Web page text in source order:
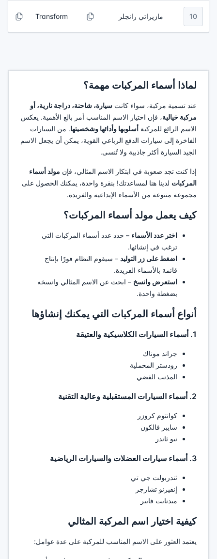
10 مازيراتي رانجلر Transform
لماذا أسماء المركبات مهمة؟
عند تسمية مركبة، سواء كانت سيارة، شاحنة، دراجة نارية، أو
مركبة خيالية، فإن اختيار الاسم المناسب أمر بالغ الأهمية. يعكس
الاسم الرائع للمركبة أسلوبها وأدائها وشخصيتها. من السيارات
الفاخرة إلى سيارات الدفع الرباعي القوية، يمكن أن يجعل الاسم
الجيد السيارة أكثر جاذبية ولا تُنسى.
إذا كنت تجد صعوبة في ابتكار الاسم المثالي، فإن مولد أسماء
المركبات لدينا هنا لمساعدتك! بنقرة واحدة، يمكنك الحصول على
مجموعة متنوعة من الأسماء الإبداعية والفريدة.
كيف يعمل مولد أسماء المركبات؟
اختر عدد الأسماء – حدد عدد أسماء المركبات التي
ترغب في إنشائها.
اضغط على زر التوليد – سيقوم النظام فورًا بإنتاج
قائمة بالأسماء الفريدة.
استعرض وانسخ – ابحث عن الاسم المثالي وانسخه
بضغطة واحدة.
أنواع أسماء المركبات التي يمكنك إنشاؤها
1. أسماء السيارات الكلاسيكية والعتيقة
جراند موناك
رودستر المخملية
المذنب الفضي
2. أسماء السيارات المستقبلية وعالية التقنية
كوانتوم كروزر
سايبر فالكون
نيو ثاندر
3. أسماء سيارات العضلات والسيارات الرياضية
ثندربولت جي تي
إنفيرنو تشارجر
ميدنايت فايبر
كيفية اختيار اسم المركبة المثالي
يعتمد العثور على الاسم المناسب للمركبة على عدة عوامل: